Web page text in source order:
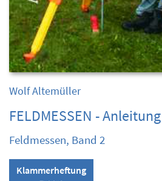
Wolf Altemüller
FELDMESSEN -
Feldmessen, Band 2
Klammerheftung